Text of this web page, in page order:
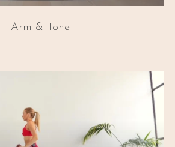
Arm & Tone